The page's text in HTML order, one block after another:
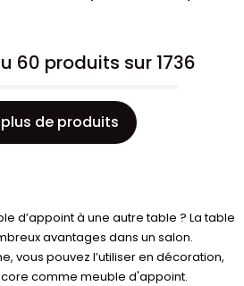
60 produits sur 1736
de produits
d’appoint à une autre table ? La table
avantages dans un salon.
vous pouvez l’utiliser en décoration,
comme meuble d'appoint.